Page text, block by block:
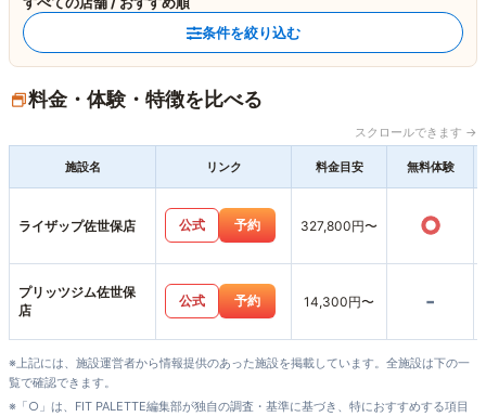
条件を絞り込む
料金・体験・特徴を比べる
スクロールできます →
施設名 リンク 料金目安 無料体験
ライザップ佐世保店 公式 予約 327,800円〜 ○
プリッツジム佐世保
店
公式 予約 14,300円〜 -
※上記には、施設運営者から情報提供のあった施設を掲載しています。全施設は下の一
覧で確認できます。
※「○」は、FIT PALETTE編集部が独自の調査・基準に基づき、特におすすめする項目